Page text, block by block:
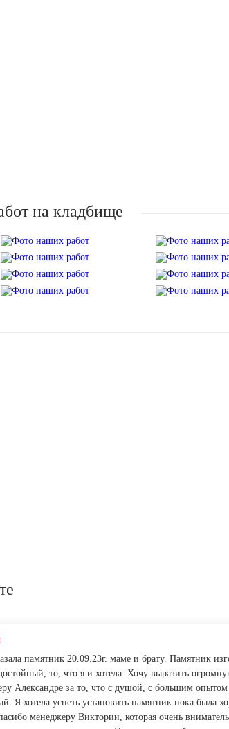
на кладбище
памятник 20.09.23г. маме и брату. Памятник
то, что я и хотела. Хочу выразить
Александре за то, что с душой, с большим
Я хотела успеть установить памятник пока была
менеджеру Виктории, которая очень